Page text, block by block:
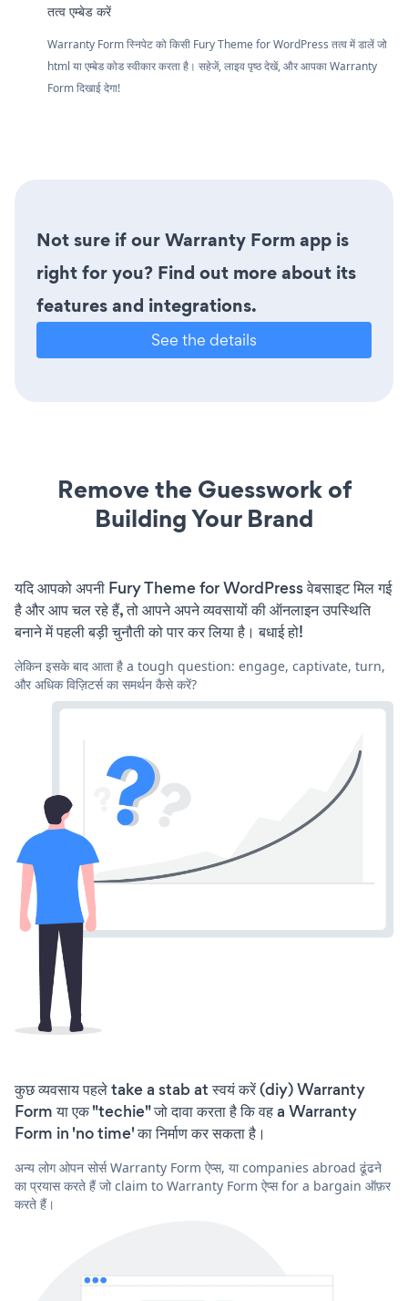
तत्व एम्बेड करें
Warranty Form स्निपेट को किसी Fury Theme for WordPress तत्व में डालें जो
html या एम्बेड कोड स्वीकार करता है। सहेजें, लाइव पृष्ठ देखें, और आपका Warranty
Form दिखाई देगा!
Not sure if our Warranty Form app is
right for you? Find out more about its
features and integrations.
See the details
Remove the Guesswork of
Building Your Brand
यदि आपको अपनी Fury Theme for WordPress वेबसाइट मिल गई
है और आप चल रहे हैं, तो आपने अपने व्यवसायों की ऑनलाइन उपस्थिति
बनाने में पहली बड़ी चुनौती को पार कर लिया है। बधाई हो!
लेकिन इसके बाद आता है a tough question: engage, captivate, turn,
और अधिक विज़िटर्स का समर्थन कैसे करें?
कुछ व्यवसाय पहले take a stab at स्वयं करें (diy) Warranty
Form या एक "techie" जो दावा करता है कि वह a Warranty
Form in 'no time' का निर्माण कर सकता है।
अन्य लोग ओपन सोर्स Warranty Form ऐप्स, या companies abroad ढूंढने
का प्रयास करते हैं जो claim to Warranty Form ऐप्स for a bargain ऑफ़र
करते हैं।